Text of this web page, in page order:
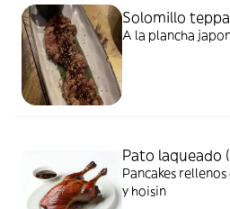
Solomillo
A la plancha
Pato laqueado
Pancakes
y hoisin